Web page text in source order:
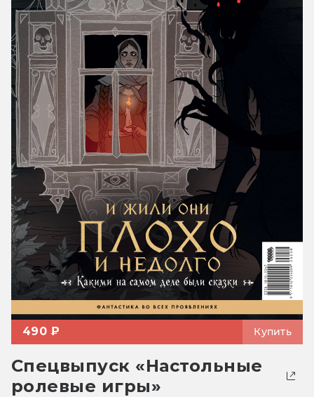
490 ₽ Купить
Спецвыпуск «Настольные
ролевые игры»